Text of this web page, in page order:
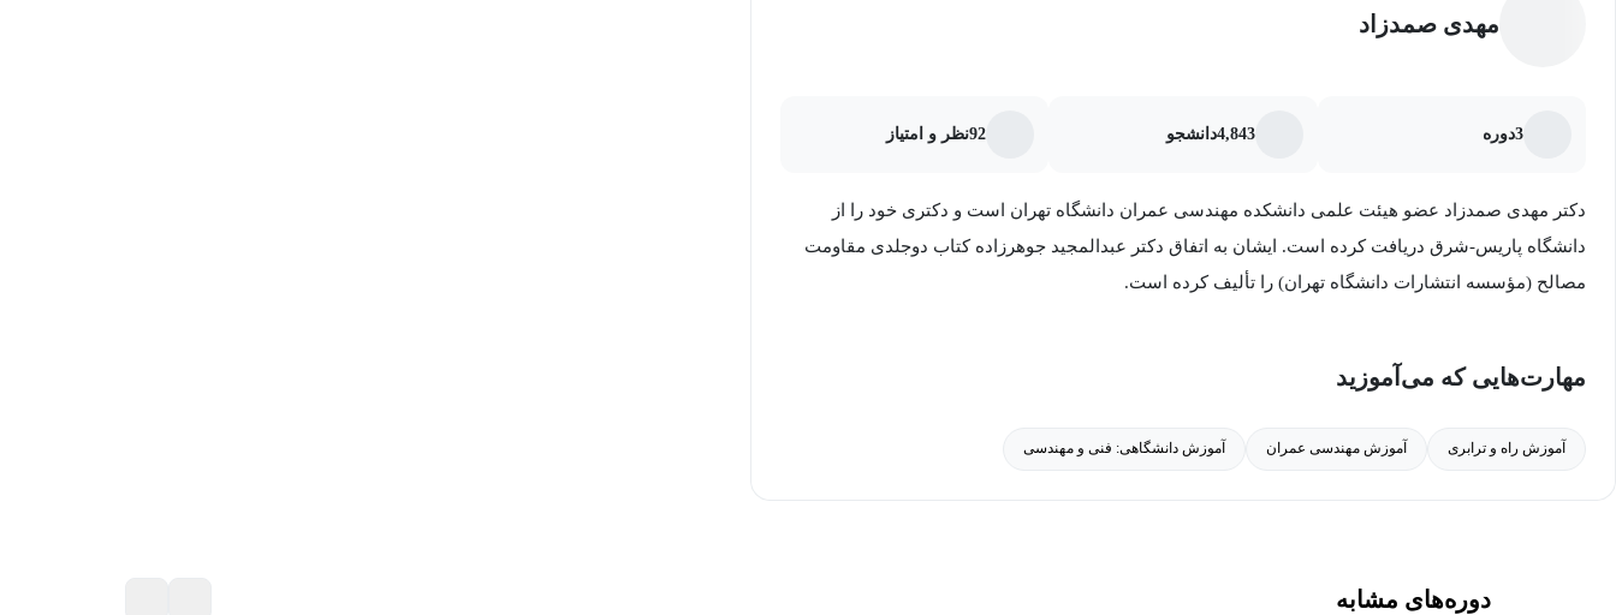
آموزش‌های رایگان مهندسی ترابری می‌توانند به شما امکان بدهند تا با تکنولوژی‌های جدید، روش‌های تحلیل و
عموم علاقه‌مندان: اگر شما فردی هستید که به زمینه ترابری علاقه‌مندید و می‌خواهید دانش عمومی خود را در
مهدی صمدزاد
3دوره 4,843دانشجو 92نظر و امتیاز
دکتر مهدی صمدزاد عضو هیئت علمی دانشکده مهندسی عمران دانشگاه تهران است و دکتری خود را از
دانشگاه پاریس-شرق دریافت کرده است. ایشان به اتفاق دکتر عبدالمجید جوهرزاده کتاب دو‌جلدی مقاومت
مصالح (مؤسسه انتشارات دانشگاه تهران) را تألیف کرده است.
مهارت‌هایی که می‌آموزید
آموزش راه و ترابری آموزش مهندسی عمران آموزش دانشگاهی: فنی و مهندسی
دوره‌های مشابه